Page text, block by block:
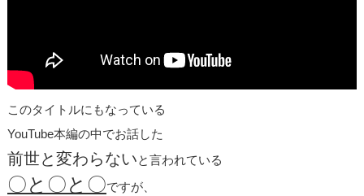
このタイトルにもなっている
YouTube本編の中でお話した
前世と変わらないと言われている
〇と〇と〇ですが、